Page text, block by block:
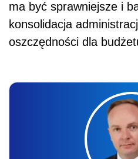
ma być sprawniejsze i
konsolidacja
oszczędności dla